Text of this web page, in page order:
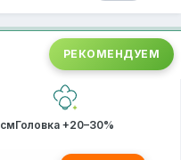
РЕКОМЕНДУЕМ
Головка +20–30%